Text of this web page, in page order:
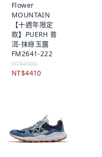
Flower
MOUNTAIN
【十週年限定
款】PUERH 普
洱-抹綠玉露
FM2641-222
NT$4900
NT$4410